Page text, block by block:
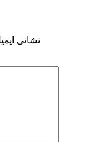
نشانی